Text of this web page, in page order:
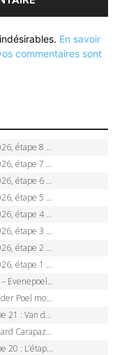
En savoir
commentaires sont
Niewiadoma à 8 secondes
Reusser et Vollering piégées
Tournon, Reusser en jaune
en jaune, Ferrand-Prévot coule
Ferrand-Prévot en crise
d’échappée, maillot jaune
Markus héroïque, 7e record
premier maillot jaune
Carapaz battu au sprint
le record des cinq sacres
Aert sur les Champs-Elysées ?
à pois, Seixas perd le podium
qui succédera à Pogacar ?